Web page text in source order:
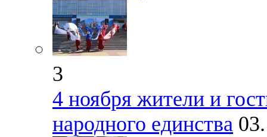
3
4 ноября жители и
народного единства